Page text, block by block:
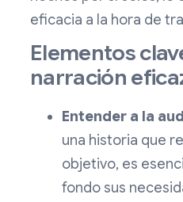
eficacia a la hora de
Elementos
narración
Entender a la
una historia que
objetivo, es
fondo sus